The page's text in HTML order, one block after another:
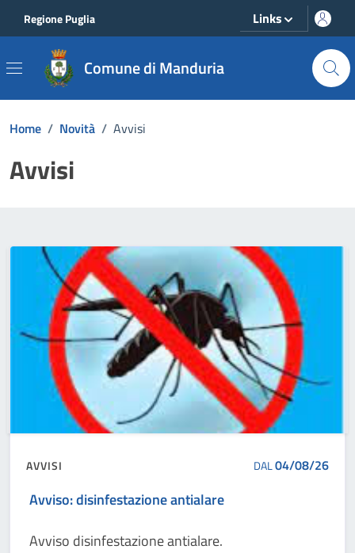
Regione Puglia Links
Comune di Manduria
Home / Novità / Avvisi
Avvisi
AVVISI DAL04/08/26
Avviso: disinfestazione antialare
Avviso disinfestazione antialare.